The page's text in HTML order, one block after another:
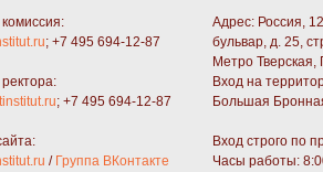
; +7 495 694-12-87
; +7 495 694-12-87
/ Группа ВКонтакте
Адрес: Россия,
бульвар, д. 25,
Метро Тверская,
Вход на
Большая
Вход строго по
Часы работы: